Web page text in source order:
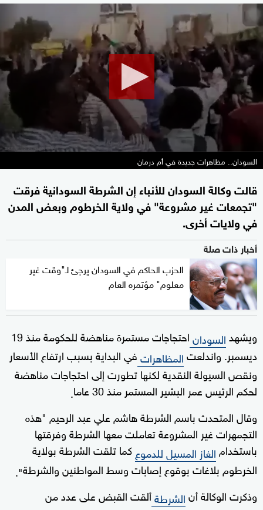
seconds
of
43
seconds
السودان.. مظاهرات جديدة في أم درمان
قالت وكالة السودان للأنباء إن الشرطة السودانية فرقت
"تجمعات غير مشروعة" في ولاية الخرطوم وبعض المدن
في ولايات أخرى.
أخبار ذات صلة
الحزب الحاكم في السودان يرجئ لـ"وقت غير
معلوم" مؤتمره العام
ويشهدالسودان
احتجاجات مستمرة مناهضة للحكومة منذ 19
ديسمبر. واندلعتالمظاهراتفي البداية بسبب ارتفاع الأسعار
ونقص السيولة النقدية لكنها تطورت إلى احتجاجات مناهضة
لحكم الرئيس عمر البشير المستمر منذ 30 عاما
.
وقال المتحدث باسم الشرطة هاشم علي عبد الرحيم "هذه
التجمهرات غير المشروعة تعاملت معها الشرطة وفرقتها
باستخدامالغاز المسيل للدموع كما تلقت الشرطة بولاية
الخرطوم بلاغات بوقوع إصابات وسط المواطنين والشرطة".
وذكرت الوكالة أنالشرطةألقت القبض على عدد من